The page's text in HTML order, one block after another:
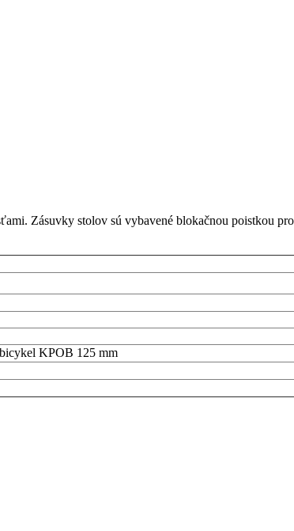
Zásuvky stolov sú vybavené blokačnou poistkou
KPOB 125 mm